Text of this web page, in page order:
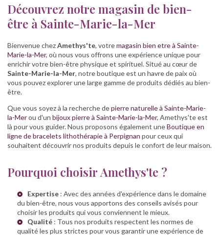
Découvrez notre magasin de bien-
être à Sainte-Marie-la-Mer
Bienvenue chezAmethys'te, votremagasin bien etre à Sainte-
Marie-la-Mer, où nous vous offrons une expérience unique pour
enrichir votre bien-être physique et spirituel. Situé au cœur de
Sainte-Marie-la-Mer, notre boutique est un havre de paix où
vous pouvez explorer une large gamme de produits dédiés au bien-
être.
Que vous soyez à la recherche depierre naturelle à Sainte-Marie-
la-Merou d'un bijoux pierre à Sainte-Marie-la-Mer, Amethys'te est
là pour vous guider. Nous proposons également uneBoutique en
ligne de bracelets lithothérapie à Perpignan pour ceux qui
souhaitent découvrir nos produits depuis le confort de leur maison.
Pourquoi choisir Amethys'te ?
Expertise : Avec des années d'expérience dans le domaine
du bien-être, nous vous apportons des conseils avisés pour
choisir les produits qui vous conviennent le mieux.
Qualité : Tous nos produits respectent les normes de
qualité les plus strictes pour vous garantir une expérience de